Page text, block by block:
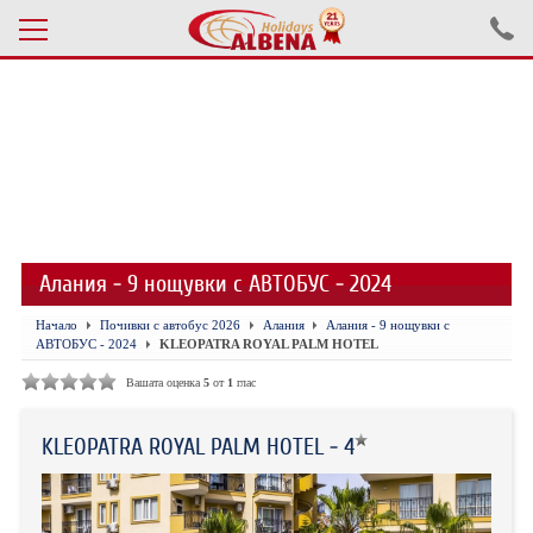
ЕКСКУРЗИИ САМОЛЕТ
ЕКСКУРЗИИ АВТОБУС
БЪЛГАРИЯ
ХОТЕЛИ В ТУРЦИЯ
ТУРЦИЯ С КОЛА
Алания - 9 нощувки с АВТОБУС - 2024
Начало Почивки с автобус 2026 Алания
Алания - 9 нощувки с
АВТОБУС - 2024
KLEOPATRA ROYAL PALM HOTEL
Вашата оценка 5от 1 глас
KLEOPATRA ROYAL PALM HOTEL - 4